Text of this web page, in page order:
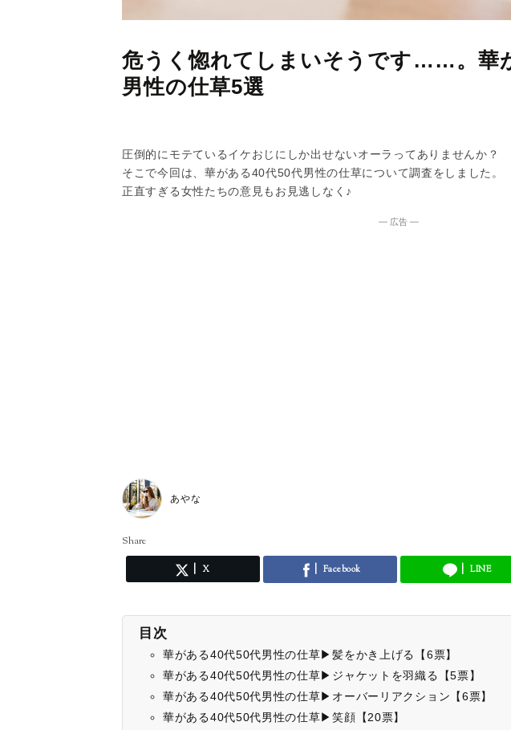
危うく惚れてしまいそうです……。華
男性の仕草5選
圧倒的にモテているイケおじにしか出せないオーラってありませんか？
そこで今回は、華がある40代50代男性の仕草について調査をしました。
正直すぎる女性たちの意見もお見逃しなく♪
― 広告 ―
あやな
Share
X Facebook LINE
目次
華がある40代50代男性の仕草▶︎髪をかき上げる【6票】
華がある40代50代男性の仕草▶︎ジャケットを羽織る【5票】
華がある40代50代男性の仕草▶︎オーバーリアクション【6票】
華がある40代50代男性の仕草▶︎笑顔【20票】